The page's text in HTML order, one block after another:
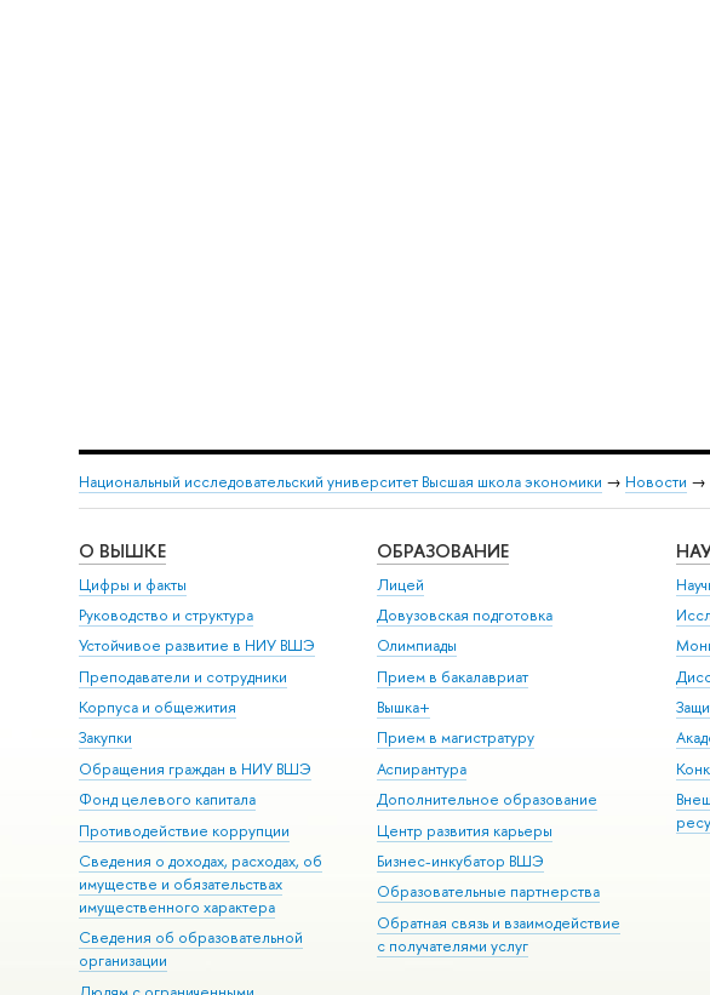
Национальный исследовательский университет Высшая школа экономики → Новости →
О ВЫШКЕ
Цифры и факты
Руководство и структура
Устойчивое развитие в НИУ ВШЭ
Преподаватели и сотрудники
Корпуса и общежития
Закупки
Обращения граждан в НИУ ВШЭ
Фонд целевого капитала
Противодействие коррупции
Сведения о доходах, расходах, об
имуществе и обязательствах
имущественного характера
Сведения об образовательной
организации
ОБРАЗОВАНИЕ
Лицей
Довузовская подготовка
Олимпиады
Прием в бакалавриат
Вышка+
Прием в магистратуру
Аспирантура
Дополнительное образование
Центр развития карьеры
Бизнес-инкубатор ВШЭ
Образовательные партнерства
Обратная связь и взаимодействие
с получателями услуг